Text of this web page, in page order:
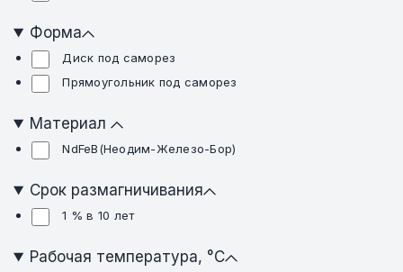
Форма
Диск под саморез
Прямоугольник под саморез
Материал
NdFeB(Неодим-Железо-Бор)
Срок размагничивания
1 % в 10 лет
Рабочая температура, °C